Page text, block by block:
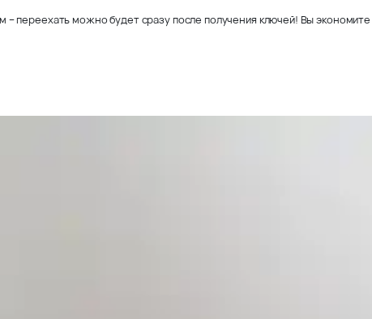
переехать можно будет сразу после получения ключей! Вы